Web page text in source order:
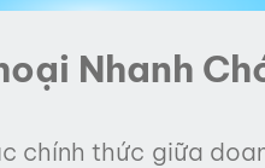
Nhanh
chính thức giữa